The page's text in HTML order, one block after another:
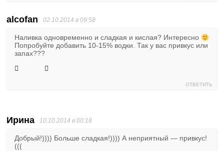
alcofan 02.10.2014 в 09:58
Наливка одновременно и сладкая и кислая? Интересно
Попробуйте добавить 10-15% водки. Так у вас привкус или
запах???
ОТВЕТИТЬ
Ирина 10.10.2014 в 00:18
Добрый!)))) Больше сладкая!)))) А неприятный — привкус!
(((